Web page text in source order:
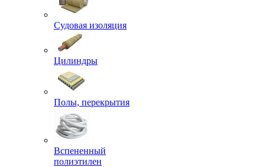
Судовая изоляция
Цилиндры
Полы, перекрытия
Вспененный
полиэтилен